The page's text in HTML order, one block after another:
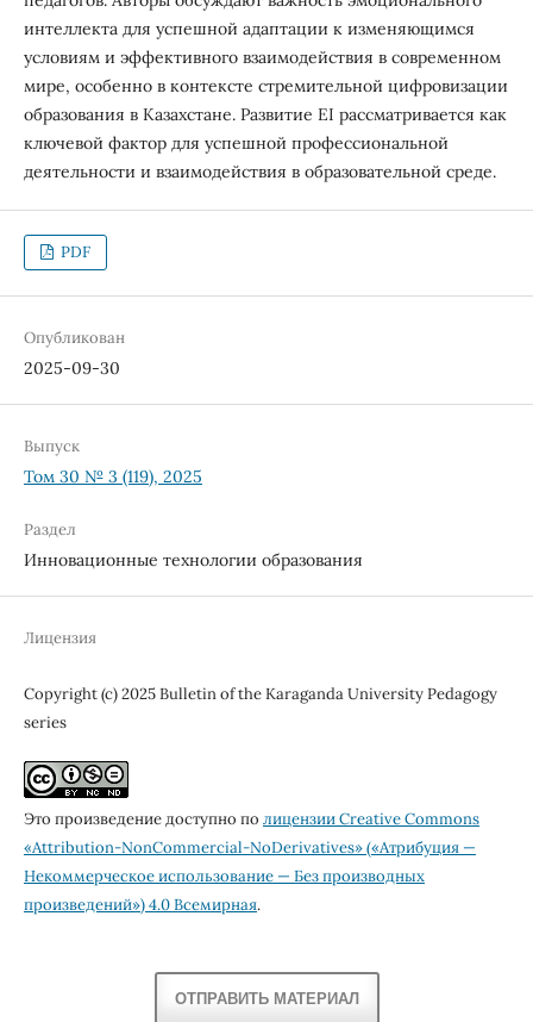
интеллекта для успешной адаптации к изменяющимся
условиям и эффективного взаимодействия в современном
мире, особенно в контексте стремительной цифровизации
образования в Казахстане. Развитие EI рассматривается как
ключевой фактор для успешной профессиональной
деятельности и взаимодействия в образовательной среде.
PDF
Опубликован
2025-09-30
Выпуск
Том 30 № 3 (119), 2025
Раздел
Инновационные технологии образования
Лицензия
Copyright (c) 2025 Bulletin of the Karaganda University Pedagogy
series
Это произведение доступно по лицензии Creative Commons
«Attribution-NonCommercial-NoDerivatives» («Атрибуция —
Некоммерческое использование — Без производных
произведений») 4.0 Всемирная.
ОТПРАВИТЬ МАТЕРИАЛ